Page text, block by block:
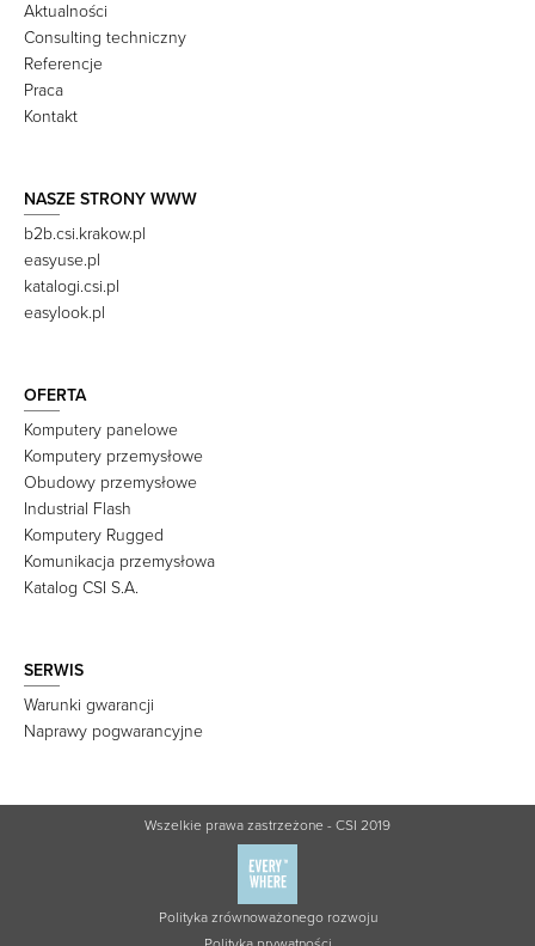
Aktualności
Consulting techniczny
Referencje
Praca
Kontakt
NASZE STRONY WWW
b2b.csi.krakow.pl
easyuse.pl
katalogi.csi.pl
easylook.pl
OFERTA
Komputery panelowe
Komputery przemysłowe
Obudowy przemysłowe
Industrial Flash
Komputery Rugged
Komunikacja przemysłowa
Katalog CSI S.A.
SERWIS
Warunki gwarancji
Naprawy pogwarancyjne
Wszelkie prawa zastrzeżone - CSI 2019
Polityka zrównoważonego rozwoju